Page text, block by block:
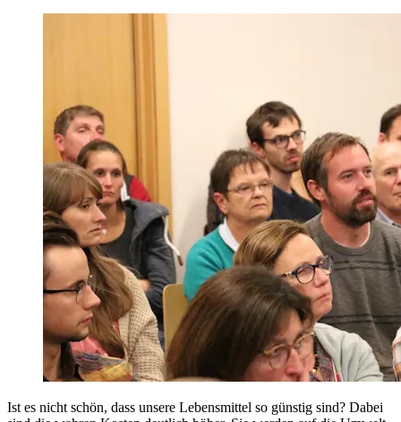
Ist es nicht schön, dass unsere Lebensmittel so günstig sind? Dabei